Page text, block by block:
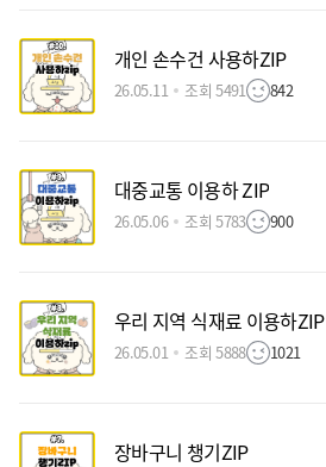
개인 손수건 사용하ZIP
26.05.11 조회 5491 842
대중교통 이용하 ZIP
26.05.06 조회 5783 900
우리 지역 식재료 이용하ZIP
26.05.01 조회 5888 1021
장바구니 챙기ZIP